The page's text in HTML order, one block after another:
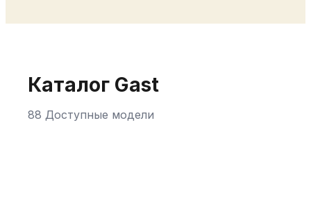
Каталог Gast
88 Доступные модели